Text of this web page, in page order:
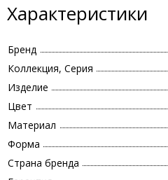
Характеристики
Бренд
Коллекция, Серия
Изделие
Цвет
Материал
Форма
Страна бренда